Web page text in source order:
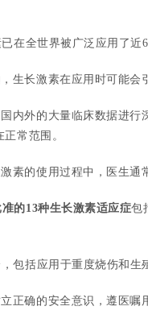
在全世界被广泛应用了
生长激素在应用时可能会
内外的大量临床数据进
常范围。
素的使用过程中，医生通
的13种生长激素适应症包
包括应用于重度烧伤和
正确的安全意识，遵医